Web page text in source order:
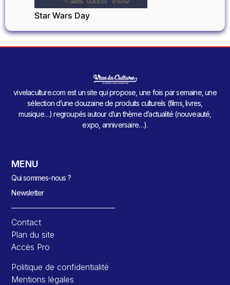
Star Wars Day
vivelaculture.com est un site qui propose, une fois par semaine, une
sélection d’une douzaine de produits culturels (films, livres,
musique…) regroupés autour d’un thème d’actualité (nouveauté,
expo, anniversaire…).
MENU
Qui sommes-nous ?
Newsletter
Contact
Plan du site
Accès Pro
Politique de confidentialité
Mentions légales